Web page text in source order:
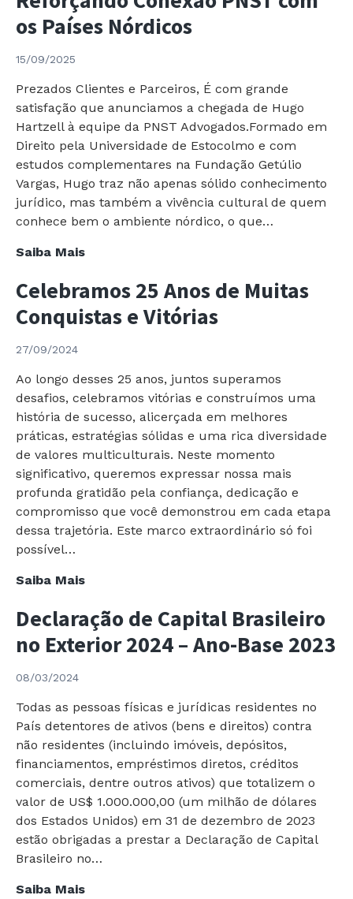
os Países Nórdicos
15/09/2025
Prezados Clientes e Parceiros, É com grande
satisfação que anunciamos a chegada de Hugo
Hartzell à equipe da PNST Advogados.Formado em
Direito pela Universidade de Estocolmo e com
estudos complementares na Fundação Getúlio
Vargas, Hugo traz não apenas sólido conhecimento
jurídico, mas também a vivência cultural de quem
conhece bem o ambiente nórdico, o que…
Saiba MaisReforçando
PNST
com
os
Celebramos 25 Anos de Muitas
Conquistas e Vitórias
27/09/2024
Ao longo desses 25 anos, juntos superamos
desafios, celebramos vitórias e construímos uma
história de sucesso, alicerçada em melhores
práticas, estratégias sólidas e uma rica diversidade
de valores multiculturais. Neste momento
significativo, queremos expressar nossa mais
profunda gratidão pela confiança, dedicação e
compromisso que você demonstrou em cada etapa
dessa trajetória. Este marco extraordinário só foi
possível…
Saiba MaisCelebramos
Anos
de
Muitas
Vitórias
Declaração de Capital Brasileiro
no Exterior 2024 – Ano-Base 2023
08/03/2024
Todas as pessoas físicas e jurídicas residentes no
País detentores de ativos (bens e direitos) contra
não residentes (incluindo imóveis, depósitos,
financiamentos, empréstimos diretos, créditos
comerciais, dentre outros ativos) que totalizem o
valor de US$ 1.000.000,00 (um milhão de dólares
dos Estados Unidos) em 31 de dezembro de 2023
estão obrigadas a prestar a Declaração de Capital
Brasileiro no…
Saiba MaisDeclaração